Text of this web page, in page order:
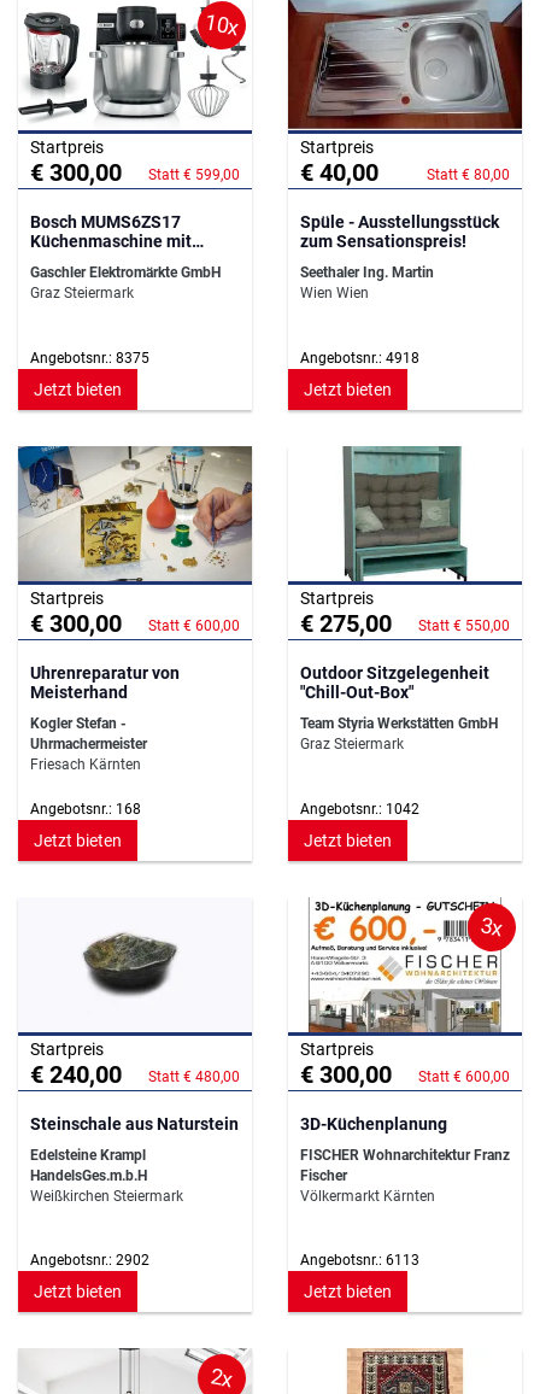
10x
Startpreis
€ 300,00 Statt € 599,00
Bosch MUMS6ZS17
Küchenmaschine mit
Gaschler Elektromärkte GmbH
Graz Steiermark
Angebotsnr.: 8375
Jetzt bieten
Startpreis
€ 40,00 Statt € 80,00
Spüle - Ausstellungsstück
zum Sensationspreis!
Seethaler Ing. Martin
Wien Wien
Angebotsnr.: 4918
Jetzt bieten
Startpreis
€ 300,00 Statt € 600,00
Uhrenreparatur von
Meisterhand
Kogler Stefan -
Uhrmachermeister
Friesach Kärnten
Angebotsnr.: 168
Jetzt bieten
Startpreis
€ 275,00 Statt € 550,00
Outdoor Sitzgelegenheit
"Chill-Out-Box"
Team Styria Werkstätten GmbH
Graz Steiermark
Angebotsnr.: 1042
Jetzt bieten
Startpreis
€ 240,00 Statt € 480,00
Steinschale aus Naturstein
Edelsteine Krampl
HandelsGes.m.b.H
Weißkirchen Steiermark
Angebotsnr.: 2902
Jetzt bieten
3x
Startpreis
€ 300,00 Statt € 600,00
3D-Küchenplanung
FISCHER Wohnarchitektur Franz
Fischer
Völkermarkt Kärnten
Angebotsnr.: 6113
Jetzt bieten
2x